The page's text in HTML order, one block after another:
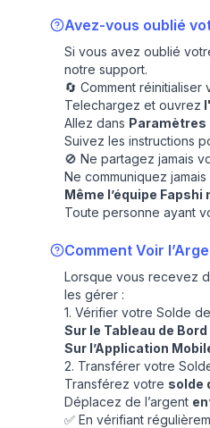
Avez-vous oublié
Si vous avez oublié
notre support.
🔄 Comment réinitialiser
Telechargez et ouvrez
Allez dans Paramètres
Suivez les instructions
🚫 Ne partagez jamais
Ne communiquez
Même l’équipe
Toute personne ayant
Comment Voir
Lorsque vous recevez
les gérer :
1. Vérifier votre Solde
Sur le Tableau de Bord
Sur l’Application
2. Transférer votre
Transférez votre solde
Déplacez de l’argent
✅ En vérifiant